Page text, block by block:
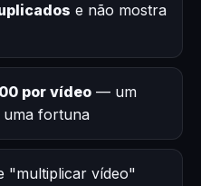
e não mostra
por vídeo — um
uma fortuna
"multiplicar vídeo"